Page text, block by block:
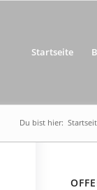
Startseite
Du bist hier: